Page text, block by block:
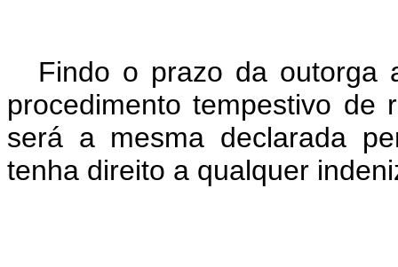
Findo o prazo da outorga
procedimento tempestivo de
será a mesma declarada
tenha direito a qualquer